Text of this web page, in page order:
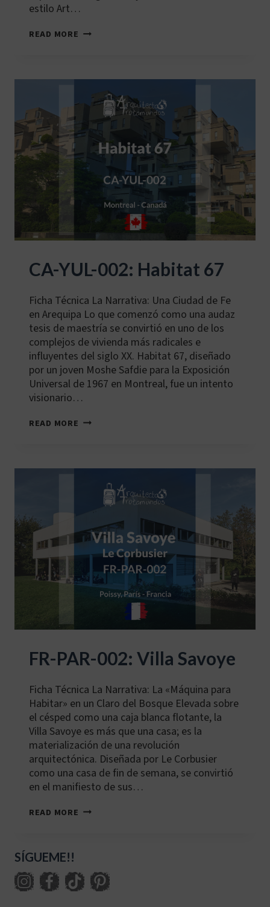
estilo Art…
READ MORE US-
CA-YUL-002: Habitat 67
Ficha Técnica La Narrativa: Una Ciudad de Fe
en Arequipa Lo que comenzó como una audaz
tesis de maestría se convirtió en uno de los
complejos de vivienda más radicales e
influyentes del siglo XX. Habitat 67, diseñado
por un joven Moshe Safdie para la Exposición
Universal de 1967 en Montreal, fue un intento
visionario…
READ MORE CA-
FR-PAR-002: Villa Savoye
Ficha Técnica La Narrativa: La «Máquina para
Habitar» en un Claro del Bosque Elevada sobre
el césped como una caja blanca flotante, la
Villa Savoye es más que una casa; es la
materialización de una revolución
arquitectónica. Diseñada por Le Corbusier
como una casa de fin de semana, se convirtió
en el manifiesto de sus…
READ MORE FR-
SÍGUEME!!